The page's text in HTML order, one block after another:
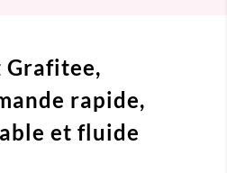
Grafitee,
rapide,
et fluide